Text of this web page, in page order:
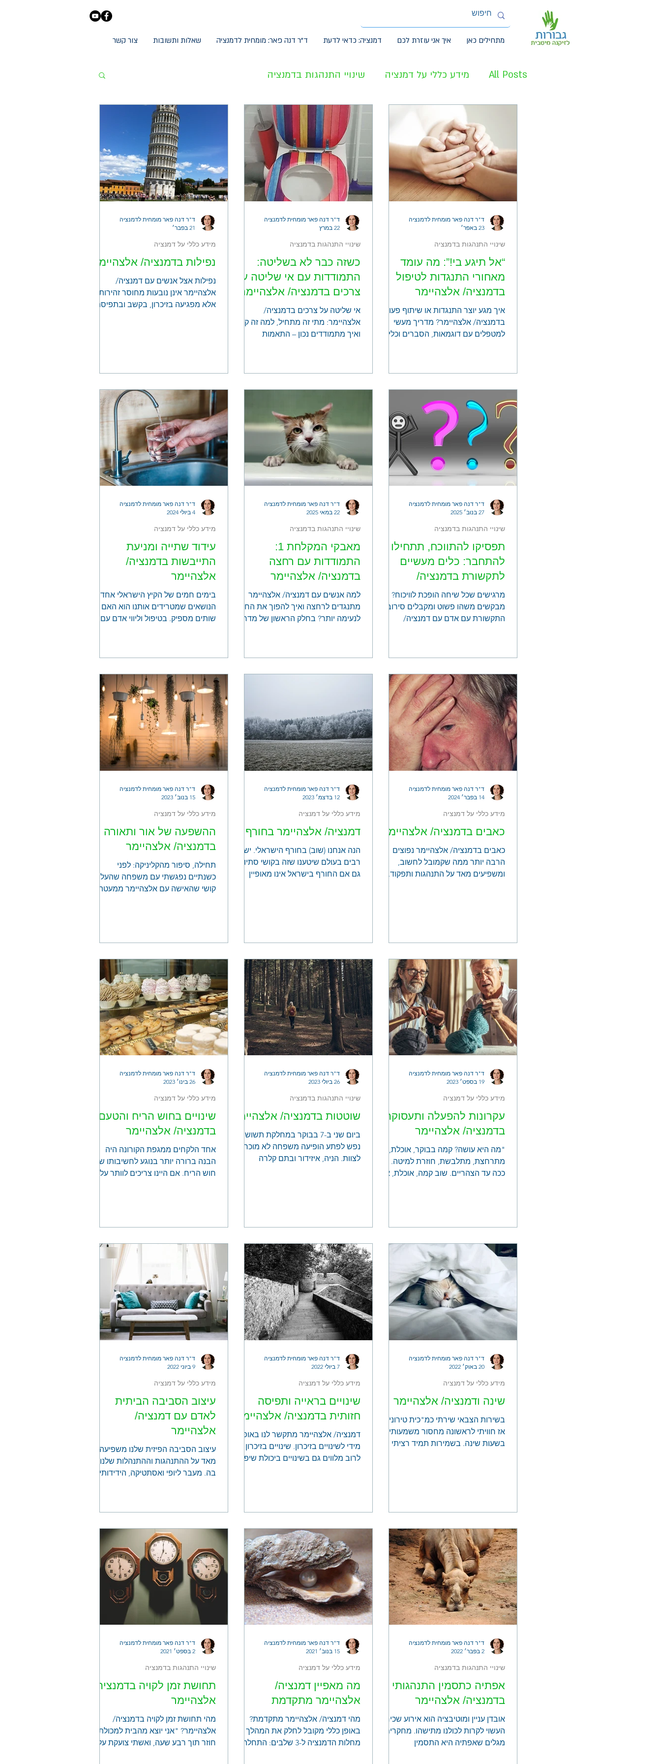
מתחילים כאן איך אני עוזרת לכם דמנציה: כדאי לדעת ד"ר דנה פאר: מומחית לדמנציה שאלות ותשובות צור קשר
All Posts מידע כללי על דמנציה שינויי התנהגות בדמנציה
מטפלים עיקריים באדם עם דמנציה
“אל תיגע בי!”: מה עומד
מאחורי התנגדות לטיפול
בדמנציה/ אלצהיימר
איך מגע יוצר התנגדות או שיתוף פעולה
בדמנציה/ אלצהיימר? מדריך מעשי
למטפלים עם דוגמאות, הסברים וכלים
שינויי התנהגות בדמנציה
ד"ר דנה פאר מומחית לדמנציה
23 באפר׳
כשזה כבר לא בשליטה:
התמודדות עם אי שליטה על
צרכים בדמנציה/ אלצהיימר
אי שליטה על צרכים בדמנציה/
אלצהיימר: מתי זה מתחיל, למה זה קורה
ואיך מתמודדים נכון – התאמות
שינויי התנהגות בדמנציה
ד"ר דנה פאר מומחית לדמנציה
22 במרץ
נפילות בדמנציה/ אלצהיימר
נפילות אצל אנשים עם דמנציה/
אלצהיימר אינן נובעות מחוסר זהירות,
אלא מפגיעה בזיכרון, בקשב ובתפיסת
רשימת התאמות פרקטיות לבית,
מידע כללי על דמנציה
ד"ר דנה פאר מומחית לדמנציה
21 בפבר׳
תפסיקו להתווכח, תתחילו
להתחבר: כלים מעשיים
לתקשורת בדמנציה/
אלצהיימר
מרגישים שכל שיחה הופכת לוויכוח?
מבקשים משהו פשוט ומקבלים סירוב?
התקשורת עם אדם עם דמנציה/
שינויי התנהגות בדמנציה
ד"ר דנה פאר מומחית לדמנציה
27 בנוב׳ 2025
מאבקי המקלחת 1:
התמודדות עם רחצה
בדמנציה/ אלצהיימר
למה אנשים עם דמנציה/ אלצהיימר
מתנגדים לרחצה ואיך להפוך את החוויה
לנעימה יותר? בחלק הראשון של מדריך
לכם והן ליקירכם
שינויי התנהגות בדמנציה
ד"ר דנה פאר מומחית לדמנציה
22 במאי 2025
עידוד שתייה ומניעת
התייבשות בדמנציה/
אלצהיימר
בימים חמים של הקיץ הישראלי אחד
הנושאים שמטרידים אותנו הוא האם
שותים מספיק. בטיפול וליווי אדם עם
שישתה לרוב לא יביא לשיתוף פעולה
רב. המאמר זה אתייחס תחילה
להתייבשות באופן כללי בזקנים ובהמשך
למצבים של דמנציה/ אלצהיימר וכיצד
נוכל להשפיע על כך באופן שישמור על
יחסים טובים וצריכת נוזלים מספקת.
מידע כללי: מהי התייבשות? מצב שבו
לגוף אין די נוזלים בתאים ובכלי
מידע כללי על דמנציה
ד"ר דנה פאר מומחית לדמנציה
4 ביולי 2024
כאבים בדמנציה/ אלצהיימר
כאבים בדמנציה/ אלצהיימר נפוצים
הרבה יותר ממה שקמובל לחשוב,
ומשפיעים מאד על התנהגות ותפקוד.
מידע כללי על דמנציה
ד"ר דנה פאר מומחית לדמנציה
14 בפבר׳ 2024
דמנציה/ אלצהיימר בחורף
הנה אנחנו (שוב) בחורף הישראלי. יש
רבים בעולם שיטענו שזה בקושי סתיו.
גם אם החורף בישראל אינו מאופיין
מידע כללי על דמנציה
ד"ר דנה פאר מומחית לדמנציה
12 בדצמ׳ 2023
ההשפעה של אור ותאורה
בדמנציה/ אלצהיימר
תחילה, סיפור מהקליניקה: לפני
כשנתיים נפגשתי עם משפחה שהעלתה
קושי שהאישה עם אלצהיימר ממעטת
מידע כללי על דמנציה
ד"ר דנה פאר מומחית לדמנציה
15 בנוב׳ 2023
עקרונות להפעלה ותעסוקה
בדמנציה/ אלצהיימר
"מה היא עושה? קמה בבוקר, אוכלת,
מתרחצת, מתלבשת, חוזרת למיטה.
ככה עד הצהריים. שוב קמה, אוכלת, אולי
מידע כללי על דמנציה
ד"ר דנה פאר מומחית לדמנציה
19 בספט׳ 2023
שוטטות בדמנציה/ אלצהיימר
ביום שני ב-7 בבוקר במחלקת תשושי
נפש לפתע הופיעה משפחה לא מוכרת
לצוות. הניה, איזידור ובתם קלרה
מיהם, הציע קפה והמשיך בעבודתו.
לאחר זמן ממושך הגיע המנהל. התברר
שהם כלל לא קבעו פגישה, אלא פשוט
הגיעו. ולמה הגיעו כך פתאום? כי בלילה
איזידור (החי עם דמנציה) יצא בלילה
מהבית. הניה התעוררה ומצאה שהדלת
פתוחה ויצאה לחפש א
שינויי התנהגות בדמנציה
ד"ר דנה פאר מומחית לדמנציה
26 ביולי 2023
שינויים בחוש הריח והטעם
בדמנציה/ אלצהיימר
אחד הלקחים ממגפת הקורונה היה
הבנה ברורה יותר בנוגע לחשיבותו של
חוש הריח. אם היינו צריכים לוותר על
מידע כללי על דמנציה
ד"ר דנה פאר מומחית לדמנציה
26 בינו׳ 2023
שינה ודמנציה/ אלצהיימר
בשירות הצבאי שירתי כמ"כית טירונים.
אז חוויתי לראשונה מחסור משמעותי
בשעות שינה. בשמירות תמיד רציתי
מידע כללי על דמנציה
ד"ר דנה פאר מומחית לדמנציה
20 באוק׳ 2022
שינויים בראייה ותפיסה
חזותית בדמנציה/ אלצהיימר
דמנציה/ אלצהיימר מתקשר לנו באופן
מידי לשינויים בזיכרון. שינויים בזיכרון
לרוב מלווים גם בשינויים ביכולת שיפוט,
מידע כללי על דמנציה
ד"ר דנה פאר מומחית לדמנציה
7 ביולי 2022
עיצוב הסביבה הביתית
לאדם עם דמנציה/
אלצהיימר
עיצוב הסביבה הפיזית שלנו משפיעה
מאד על ההתנהגות וההתנהלות שלנו
בה. מעבר ליופי ואסתטיקה, הידידותיות
מידע כללי על דמנציה
ד"ר דנה פאר מומחית לדמנציה
9 ביוני 2022
אפתיה כתסמין התנהגותי
בדמנציה/ אלצהיימר
אובדן עניין ומוטיבציה הוא אירוע שכיח
העשוי לקרות לכולנו מתישהו. מחקרים
מגלים שאפתיה היא התסמין
שינויי התנהגות בדמנציה
ד"ר דנה פאר מומחית לדמנציה
2 בפבר׳ 2022
מה מאפיין דמנציה/
אלצהיימר מתקדמת
מהי דמנציה/ אלצהיימר מתקדמת?
באופן כללי מקובל לחלק את המהלך
מחלות הדמנציה ל-3 שלבים: התחלה,
מידע כללי על דמנציה
ד"ר דנה פאר מומחית לדמנציה
15 בנוב׳ 2021
תחושת זמן לקויה בדמנציה/
אלצהיימר
מהי תחושת זמן לקויה בדמנציה/
אלצהיימר? "אני יוצא מהבית למכולת,
חוזר תוך רבע שעה, ואשתי צועקת עליי
שינויי התנהגות בדמנציה
ד"ר דנה פאר מומחית לדמנציה
2 בספט׳ 2021